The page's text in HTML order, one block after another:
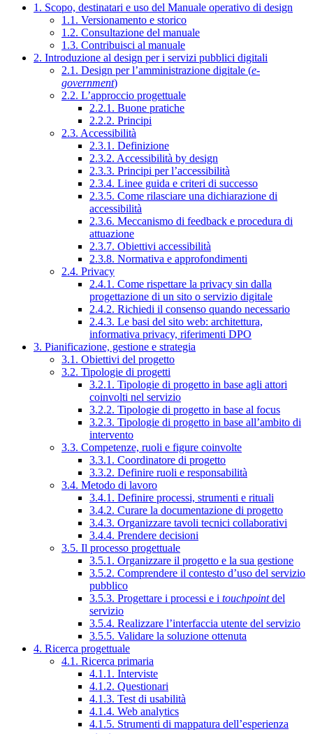
1. Scopo, destinatari e uso del Manuale operativo di design
1.1. Versionamento e storico
1.2. Consultazione del manuale
1.3. Contribuisci al manuale
2. Introduzione al design per i servizi pubblici digitali
2.1. Design per l’amministrazione digitale (e-
government)
2.2. L’approccio progettuale
2.2.1. Buone pratiche
2.2.2. Principi
2.3. Accessibilità
2.3.1. Definizione
2.3.2. Accessibilità by design
2.3.3. Principi per l’accessibilità
2.3.4. Linee guida e criteri di successo
2.3.5. Come rilasciare una dichiarazione di
accessibilità
2.3.6. Meccanismo di feedback e procedura di
attuazione
2.3.7. Obiettivi accessibilità
2.3.8. Normativa e approfondimenti
2.4. Privacy
2.4.1. Come rispettare la privacy sin dalla
progettazione di un sito o servizio digitale
2.4.2. Richiedi il consenso quando necessario
2.4.3. Le basi del sito web: architettura,
informativa privacy, riferimenti DPO
3. Pianificazione, gestione e strategia
3.1. Obiettivi del progetto
3.2. Tipologie di progetti
3.2.1. Tipologie di progetto in base agli attori
coinvolti nel servizio
3.2.2. Tipologie di progetto in base al focus
3.2.3. Tipologie di progetto in base all’ambito di
intervento
3.3. Competenze, ruoli e figure coinvolte
3.3.1. Coordinatore di progetto
3.3.2. Definire ruoli e responsabilità
3.4. Metodo di lavoro
3.4.1. Definire processi, strumenti e rituali
3.4.2. Curare la documentazione di progetto
3.4.3. Organizzare tavoli tecnici collaborativi
3.4.4. Prendere decisioni
3.5. Il processo progettuale
3.5.1. Organizzare il progetto e la sua gestione
3.5.2. Comprendere il contesto d’uso del servizio
pubblico
3.5.3. Progettare i processi e i touchpointdel
servizio
3.5.4. Realizzare l’interfaccia utente del servizio
3.5.5. Validare la soluzione ottenuta
4. Ricerca progettuale
4.1. Ricerca primaria
4.1.1. Interviste
4.1.2. Questionari
4.1.3. Test di usabilità
4.1.4. Web analytics
4.1.5. Strumenti di mappatura dell’esperienza